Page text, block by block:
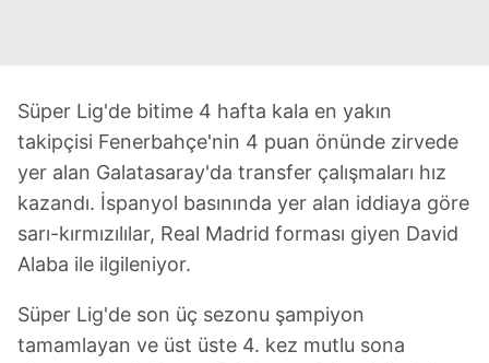
Süper Lig'de bitime 4 hafta kala en yakın
takipçisi Fenerbahçe'nin 4 puan önünde zirvede
yer alan Galatasaray'da transfer çalışmaları hız
kazandı. İspanyol basınında yer alan iddiaya göre
sarı-kırmızılılar, Real Madrid forması giyen David
Alaba ile ilgileniyor.
Süper Lig'de son üç sezonu şampiyon
tamamlayan ve üst üste 4. kez mutlu sona